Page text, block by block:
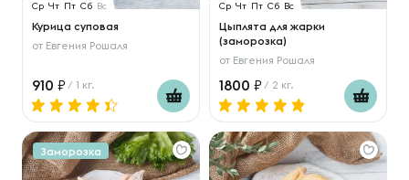
Ср Чт Пт Сб Вс
Курица суповая
от Евгения Рошаля
910 / 1 кг.
Ср Чт Пт Сб Вс
Цыплята для жарки
(заморозка)
от Евгения Рошаля
1800 / 2 кг.
Заморозка